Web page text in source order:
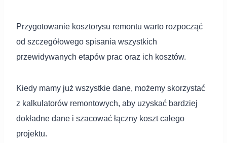
Przygotowanie kosztorysu remontu warto rozpocząć
od szczegółowego spisania wszystkich
przewidywanych etapów prac oraz ich kosztów.
Kiedy mamy już wszystkie dane, możemy skorzystać
z kalkulatorów remontowych, aby uzyskać bardziej
dokładne dane i szacować łączny koszt całego
projektu.